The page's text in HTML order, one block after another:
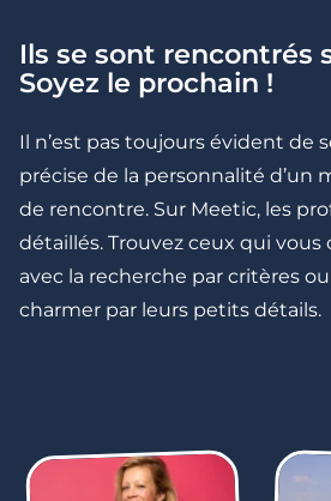
Ils se sont rencontrés
Soyez le prochain !
Il n’est pas toujours évident de
précise de la personnalité d’un
de rencontre. Sur Meetic, les
détaillés. Trouvez ceux qui
avec la recherche par critères
charmer par leurs petits détails.